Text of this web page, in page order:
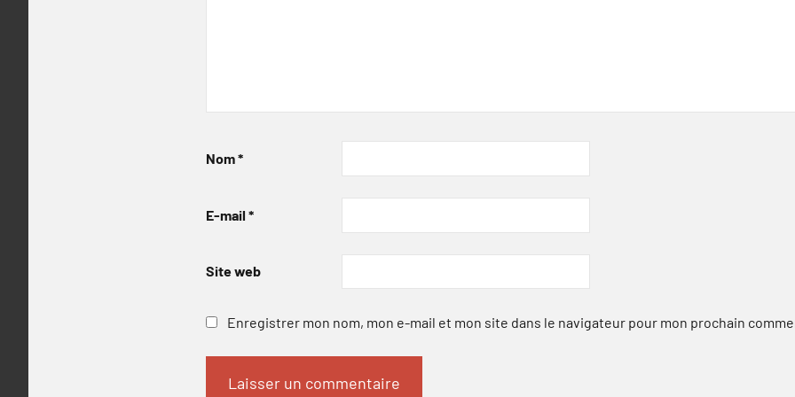
Nom*
E-mail *
Site web
Enregistrer mon nom, mon e-mail et mon site dans le navigateur pour mon prochain